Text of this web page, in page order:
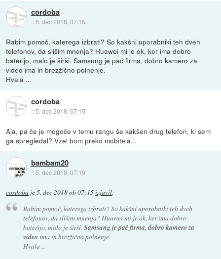
cordoba
:: 5. dec 2018, 07:15
Rabim pomoč, katerega izbrati? So kakšni uporabniki teh dveh
telefonov, da slišim mnenja? Huawei mi je ok, ker ima dobro
baterijo, malo je širši. Samsung je pač firma, dobro kamero za
video ima in brezžično polnenje.
Hvala ...
cordoba
::5. dec 2018, 07:15
Aja, pa če je mogoče v temu rangu še kakšen drug telefon, ki sem
ga spregledal? Vzel bom preko mobitela...
bambam20
:: 5. dec 2018, 07:19
cordoba je5. dec 2018 ob 07:15izjavil:
Rabim pomoč, katerega izbrati? So kakšni uporabniki teh dveh
telefonov, da slišim mnenja? Huawei mi je ok, ker ima dobro
baterijo, malo je širši. Samsung je pač firma, dobro kamero za
video ima in brezžično polnenje.
Hvala ...